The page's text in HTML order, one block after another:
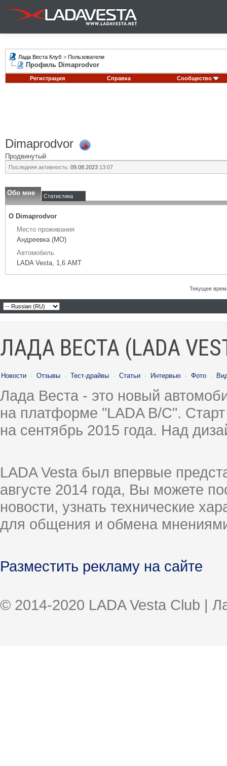
Лада Веста Клуб > Пользователи
Профиль Dimaprodvor
Регистрация Справка Сообщество
Dimaprodvor
Продвинутый
Последняя активность: 09.08.2023 13:07
Обо мне Статистика
О Dimaprodvor
Место проживания
Андреевка (МО)
Автомобиль
LADA Vesta, 1,6 АМТ
Текущее
ЛАДА ВЕСТА (LADA
Новости · Отзывы · Тест-драйвы · Статьи · Интервью · Фото ·
Лада Веста - это новый
на платформе "LADA B/C".
на сентябрь 2015 года. Над
LADA Vesta был впервые
августе 2014 года, Вы можете
новости, узнать технические
для общения и обмена
Разместить рекламу на сайте
© 2014-2020 LADA Vesta Club |